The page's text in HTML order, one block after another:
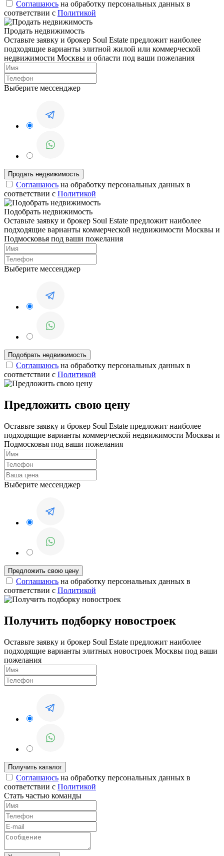
Соглашаюсь на обработку персональных данных в
соответствии с Политикой
Продать недвижимость
Оставьте заявку и брокер Soul Estate предложит наиболее
подходящие варианты элитной жилой или коммерческой
недвижимости Москвы и области под ваши пожелания
Выберите мессенджер
Соглашаюсь на обработку персональных данных в
соответствии с Политикой
Подобрать недвижимость
Оставьте заявку и брокер Soul Estate предложит наиболее
подходящие варианты коммерческой недвижимости Москвы и
Подмосковья под ваши пожелания
Выберите мессенджер
Соглашаюсь на обработку персональных данных в
соответствии с Политикой
Предложить свою цену
Оставьте заявку и брокер Soul Estate предложит наиболее
подходящие варианты коммерческой недвижимости Москвы и
Подмосковья под ваши пожелания
Выберите мессенджер
Соглашаюсь на обработку персональных данных в
соответствии с Политикой
Получить подборку новостроек
Оставьте заявку и брокер Soul Estate предложит наиболее
подходящие варианты элитных новостроек Москвы под ваши
пожелания
Соглашаюсь на обработку персональных данных в
соответствии с Политикой
Стать частью команды